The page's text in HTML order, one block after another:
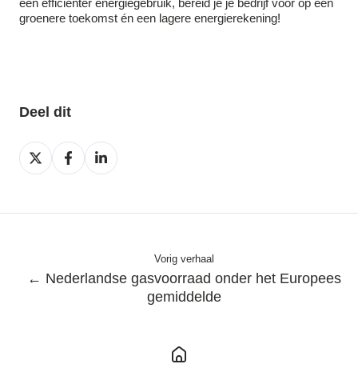
groenere toekomst én een lagere energierekening!
Deel dit
Deel
op
Deel
op
Deel
op
Vorig verhaal
← Nederlandse gasvoorraad onder het Europees
gemiddelde